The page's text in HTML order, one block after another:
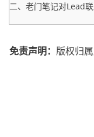
二、老门笔记对Lead
免责声明： 版权归